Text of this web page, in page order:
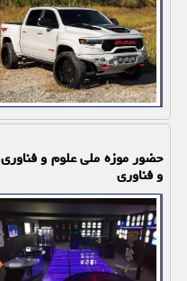
حضور موزه ملی علوم و
و فناوری